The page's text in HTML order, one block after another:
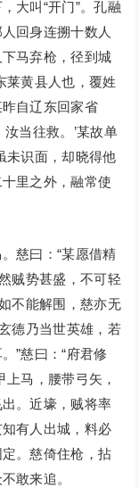
大叫“开门”。孔融
回身连搠十数人
马弃枪，径到城
莱黄县人也，覆姓
自辽东回家省
当往救。’某故单
未识面，却晓得他
里之外，融常使
慈曰：“某愿借精
贼势甚盛，不可轻
不能解围，慈亦无
德乃当世英雄，若
”慈曰：“府君修
马，腰带弓矢，
。近壕，贼将率
有人出城，料必
。慈倚住枪，拈
敢来追。